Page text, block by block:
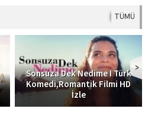
TÜMÜ
Sonsuza Dek Nedime I Türk
Komedi,Romantik Filmi HD
İzle